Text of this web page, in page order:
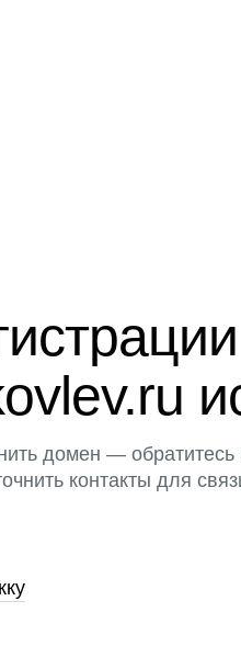
домен — обратитесь
контакты для